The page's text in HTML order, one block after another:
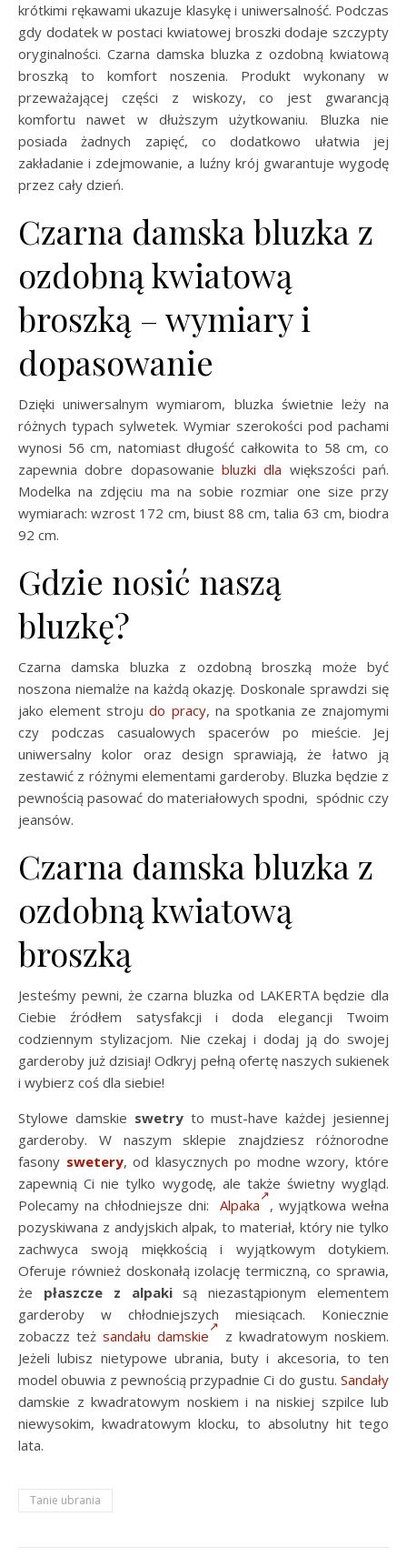
krótkimi rękawami ukazuje klasykę i uniwersalność. Podczas
gdy dodatek w postaci kwiatowej broszki dodaje szczypty
oryginalności. Czarna damska bluzka z ozdobną kwiatową
broszką to komfort noszenia. Produkt wykonany w
przeważającej części z wiskozy, co jest gwarancją
komfortu nawet w dłuższym użytkowaniu. Bluzka nie
posiada żadnych zapięć, co dodatkowo ułatwia jej
zakładanie i zdejmowanie, a luźny krój gwarantuje wygodę
przez cały dzień.
Czarna damska bluzka z
ozdobną kwiatową
broszką – wymiary i
dopasowanie
Dzięki uniwersalnym wymiarom, bluzka świetnie leży na
różnych typach sylwetek. Wymiar szerokości pod pachami
wynosi 56 cm, natomiast długość całkowita to 58 cm, co
zapewnia dobre dopasowanie bluzki dla większości pań.
Modelka na zdjęciu ma na sobie rozmiar one size przy
wymiarach: wzrost 172 cm, biust 88 cm, talia 63 cm, biodra
92 cm.
Gdzie nosić naszą
bluzkę?
Czarna damska bluzka z ozdobną broszką może być
noszona niemalże na każdą okazję. Doskonale sprawdzi się
jako element strojudo pracy, na spotkania ze znajomymi
czy podczas casualowych spacerów po mieście. Jej
uniwersalny kolor oraz design sprawiają, że łatwo ją
zestawić z różnymi elementami garderoby. Bluzka będzie z
pewnością pasować do materiałowych spodni, spódnic czy
jeansów.
Czarna damska bluzka z
ozdobną kwiatową
broszką
Jesteśmy pewni, że czarna bluzka od LAKERTA będzie dla
Ciebie źródłem satysfakcji i doda elegancji Twoim
codziennym stylizacjom. Nie czekaj i dodaj ją do swojej
garderoby już dzisiaj! Odkryj pełną ofertę naszych sukienek
i wybierz coś dla siebie!
Stylowe damskie swetryto must-have każdej jesiennej
garderoby. W naszym sklepie znajdziesz różnorodne
fasony swetery, od klasycznych po modne wzory, które
zapewnią Ci nie tylko wygodę, ale także świetny wygląd.
Polecamy na chłodniejsze dni: Alpaka
, wyjątkowa wełna
pozyskiwana z andyjskich alpak, to materiał, który nie tylko
zachwyca swoją miękkością i wyjątkowym dotykiem.
Oferuje również doskonałą izolację termiczną, co sprawia,
że płaszcze z alpakisą niezastąpionym elementem
garderoby w chłodniejszych miesiącach. Koniecznie
zobaczz też sandału damskie
z kwadratowym noskiem.
Jeżeli lubisz nietypowe ubrania, buty i akcesoria, to ten
model obuwia z pewnością przypadnie Ci do gustu. Sandały
damskie z kwadratowym noskiem i na niskiej szpilce lub
niewysokim, kwadratowym klocku, to absolutny hit tego
lata.
Tanie ubrania